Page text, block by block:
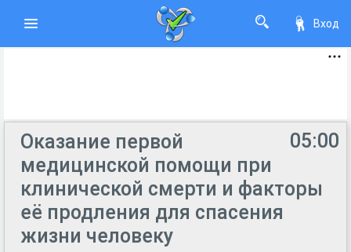
Вход
05:00
Оказание первой
медицинской помощи при
клинической смерти и факторы
её продления для спасения
жизни человеку